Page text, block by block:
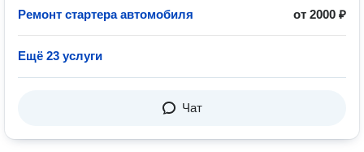
Ремонт стартера автомобиля от 2000 ₽
Ещё 23 услуги
Чат